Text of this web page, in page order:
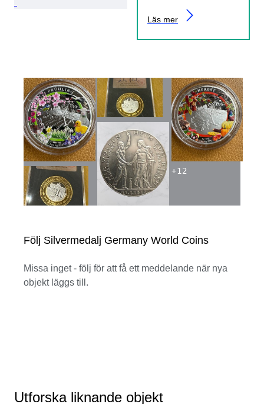
Läs mer
Följ Silvermedalj Germany World Coins
Missa inget - följ för att få ett meddelande när nya
objekt läggs till.
+12
Utforska liknande objekt